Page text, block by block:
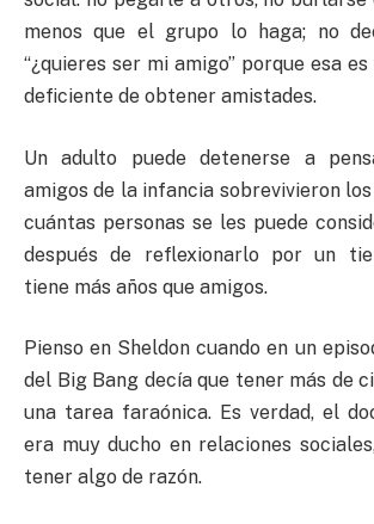
menos que el grupo lo haga; no
“¿quieres ser mi amigo” porque esa
deficiente de obtener amistades.
Un adulto puede detenerse a
amigos de la infancia sobrevivieron los
cuántas personas se les puede
después de reflexionarlo por un
tiene más años que amigos.
Pienso en Sheldon cuando en un
del Big Bang decía que tener más de
una tarea faraónica. Es verdad, el
era muy ducho en relaciones
tener algo de razón.